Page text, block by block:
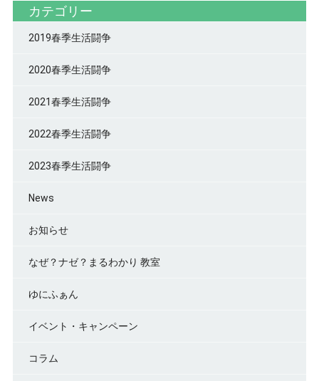
カテゴリー
2019春季生活闘争
2020春季生活闘争
2021春季生活闘争
2022春季生活闘争
2023春季生活闘争
News
お知らせ
なぜ？ナゼ？まるわかり 教室
ゆにふぁん
イベント・キャンペーン
コラム